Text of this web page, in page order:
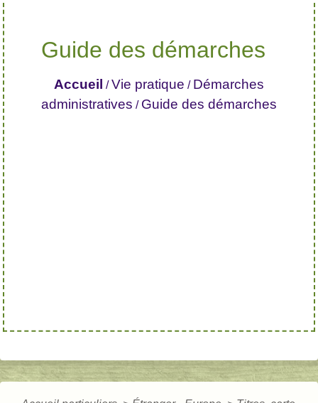
Guide des démarches
Accueil /Vie pratique / Démarches
administratives / Guide des démarches